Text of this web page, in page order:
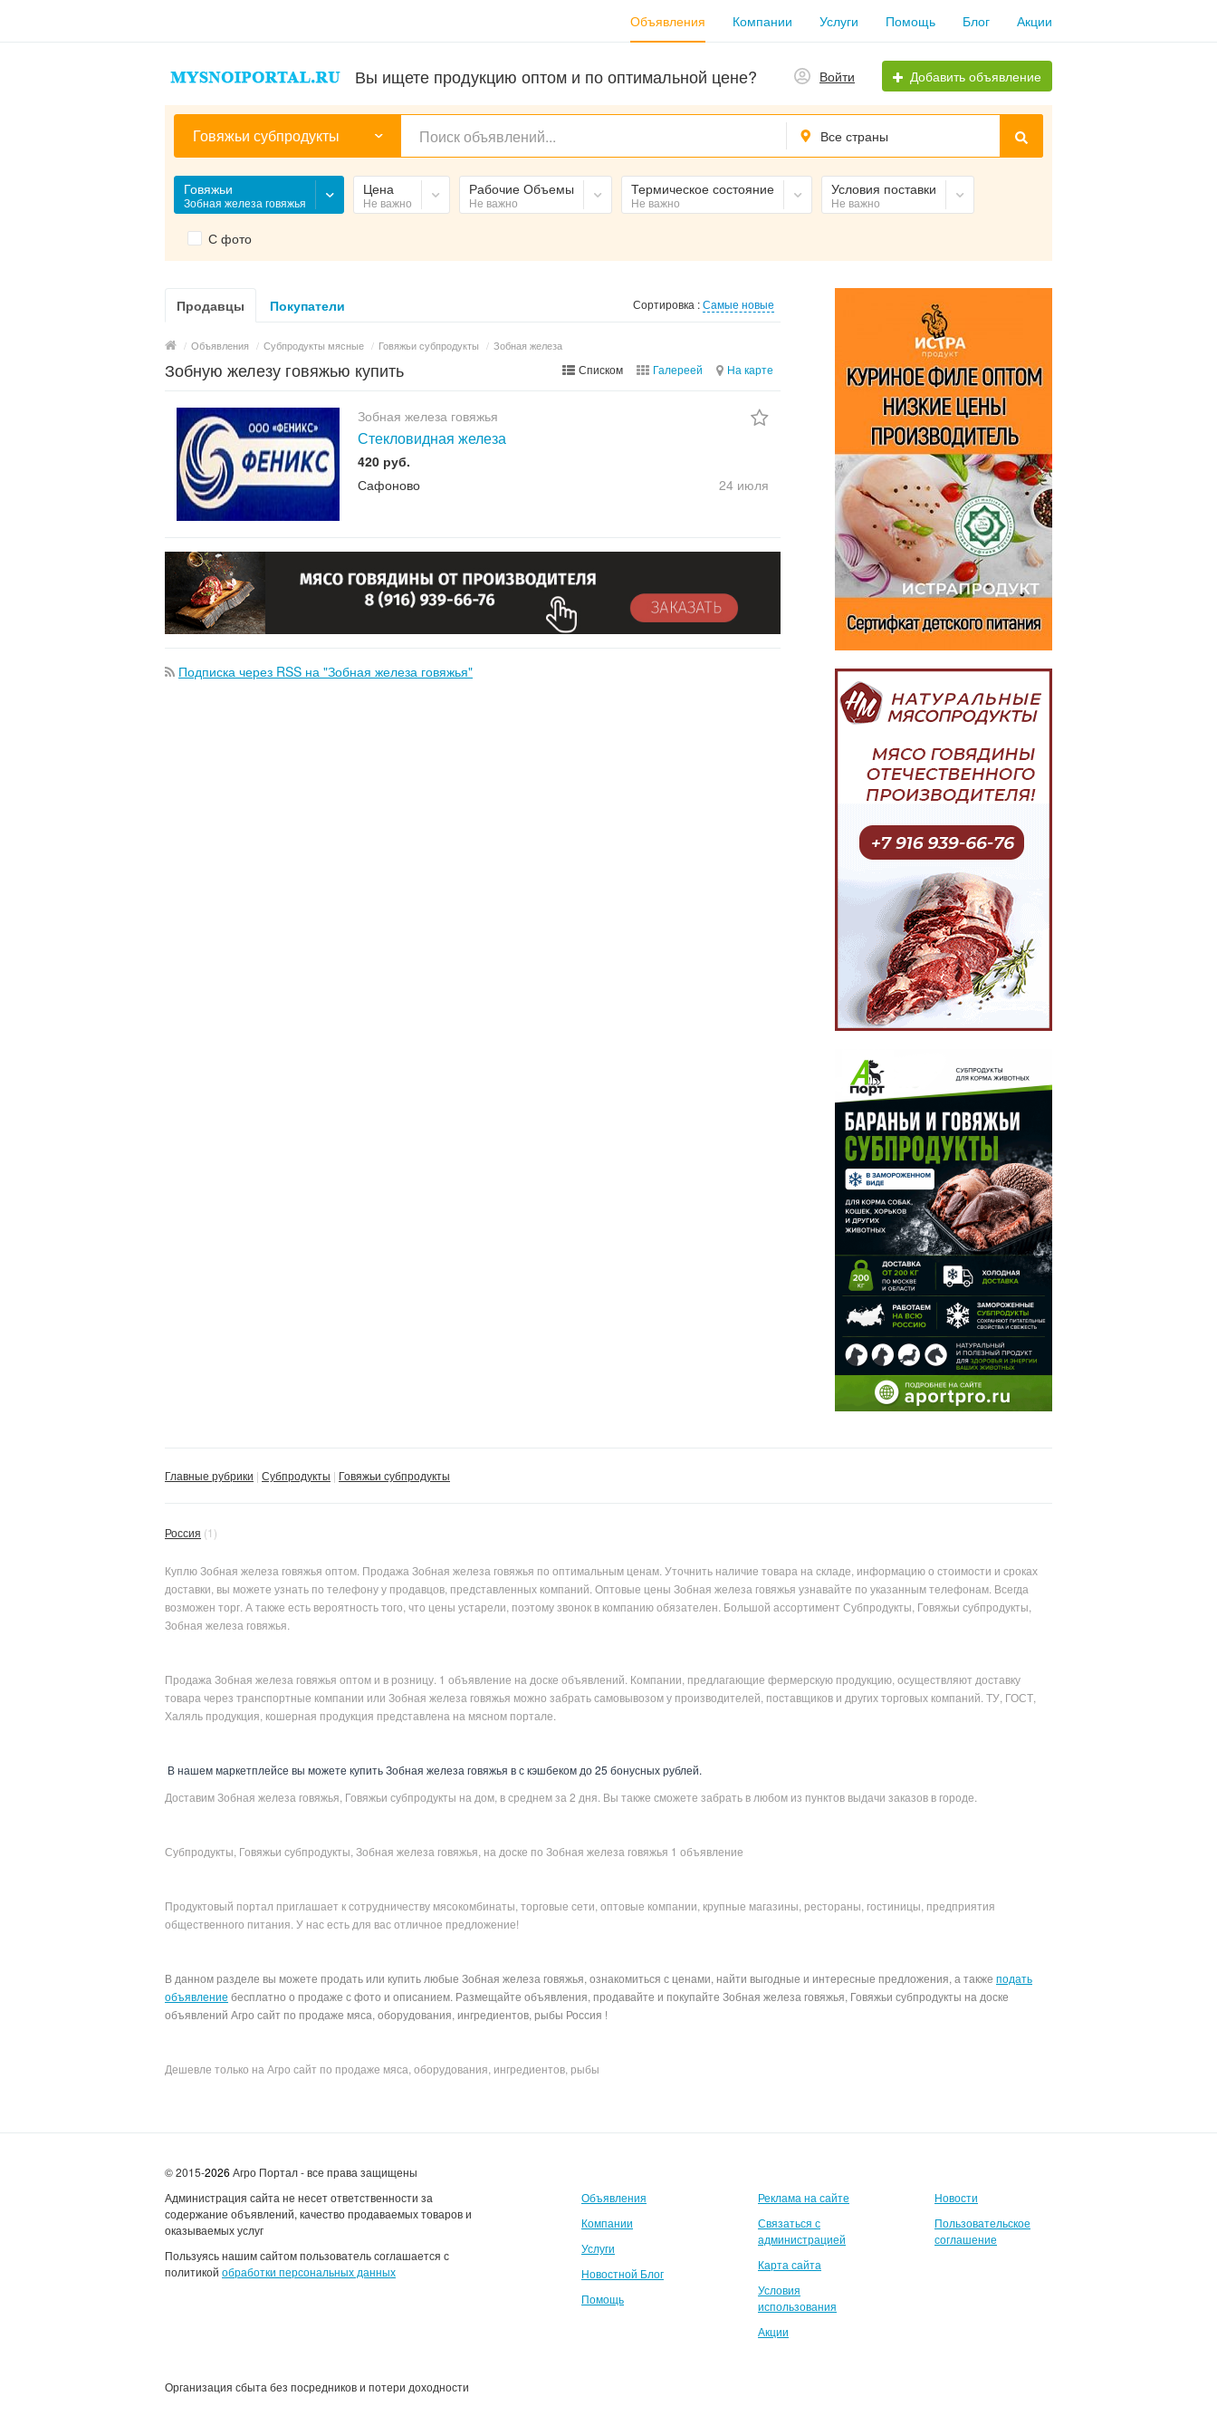
Объявления Компании Услуги Помощь Блог Акции
Вы ищете продукцию оптом и по оптимальной цене? Войти Добавить объявление
Говяжьи субпродукты Все страны
Говяжьи
Зобная железа говяжья
Цена
Не важно
Рабочие Объемы
Не важно
Термическое состояние
Не важно
Условия поставки
Не важно
С фото
Продавцы Покупатели Сортировка :Самые новые
/ Объявления / Субпродукты мясные / Говяжьи субпродукты / Зобная железа
Зобную железу говяжью купить Списком Галереей На карте
Зобная железа говяжья
Стекловидная железа
420 руб.
Сафоново
24 июля
Подписка через RSS на "Зобная железа говяжья"
Главные рубрики Субпродукты Говяжьи субпродукты
Россия (1)
Куплю Зобная железа говяжья оптом. Продажа Зобная железа говяжья по оптимальным ценам. Уточнить наличие товара на складе, информацию о стоимости и сроках
доставки, вы можете узнать по телефону у продавцов, представленных компаний. Оптовые цены Зобная железа говяжья узнавайте по указанным телефонам. Всегда
возможен торг. А также есть вероятность того, что цены устарели, поэтому звонок в компанию обязателен. Большой ассортимент Субпродукты, Говяжьи субпродукты,
Зобная железа говяжья.
Продажа Зобная железа говяжья оптом и в розницу. 1 объявление на доске объявлений. Компании, предлагающие фермерскую продукцию, осуществляют доставку
товара через транспортные компании или Зобная железа говяжья можно забрать самовывозом у производителей, поставщиков и других торговых компаний. ТУ, ГОСТ,
Халяль продукция, кошерная продукция представлена на мясном портале.
В нашем маркетплейсе вы можете купить Зобная железа говяжья в с кэшбеком до 25 бонусных рублей.
Доставим Зобная железа говяжья, Говяжьи субпродукты на дом, в среднем за 2 дня. Вы также сможете забрать в любом из пунктов выдачи заказов в городе.
Субпродукты, Говяжьи субпродукты, Зобная железа говяжья, на доске по Зобная железа говяжья 1 объявление
Продуктовый портал приглашает к сотрудничеству мясокомбинаты, торговые сети, оптовые компании, крупные магазины, рестораны, гостиницы, предприятия
общественного питания. У нас есть для вас отличное предложение!
В данном разделе вы можете продать или купить любые Зобная железа говяжья, ознакомиться с ценами, найти выгодные и интересные предложения, а также подать
объявление бесплатно о продаже с фото и описанием. Размещайте объявления, продавайте и покупайте Зобная железа говяжья, Говяжьи субпродукты на доске
объявлений Агро сайт по продаже мяса, оборудования, ингредиентов, рыбы Россия !
Дешевле только на Агро сайт по продаже мяса, оборудования, ингредиентов, рыбы
© 2015-2026 Агро Портал - все права защищены
Администрация сайта не несет ответственности за
содержание объявлений, качество продаваемых товаров и
оказываемых услуг
Пользуясь нашим сайтом пользователь соглашается с
политикой обработки персональных данных
Объявления
Компании
Услуги
Новостной Блог
Помощь
Реклама на сайте
Связаться с
администрацией
Карта сайта
Условия
использования
Акции
Новости
Пользовательское
соглашение
Организация сбыта без посредников и потери доходности